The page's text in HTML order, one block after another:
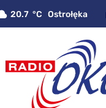
20.7 C Ostrołęka